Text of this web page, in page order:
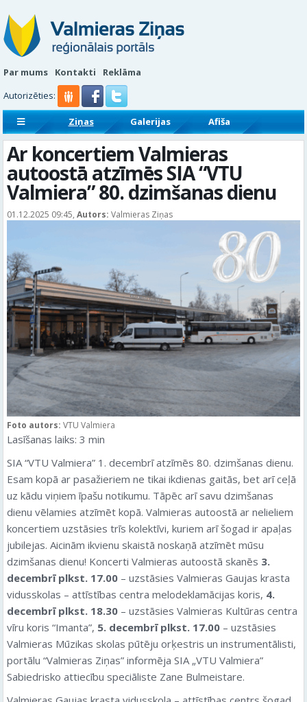
Par mums Kontakti
Reklāma
Autorizēties:
Ziņas Galerijas
Afiša
Sludinājumi
Reklāmraksti
Ar koncertiem Valmieras
autoostā atzīmēs SIA “VTU
Valmiera” 80. dzimšanas dienu
01.12.2025 09:45, Autors: Valmieras Ziņas
Foto autors: VTU Valmiera
Lasīšanas laiks: 3 min
SIA “VTU Valmiera” 1. decembrī atzīmēs 80. dzimšanas dienu.
Esam kopā ar pasažieriem ne tikai ikdienas gaitās, bet arī ceļā
uz kādu viņiem īpašu notikumu. Tāpēc arī savu dzimšanas
dienu vēlamies atzīmēt kopā. Valmieras autoostā ar nelieliem
koncertiem uzstāsies trīs kolektīvi, kuriem arī šogad ir apaļas
jubilejas. Aicinām ikvienu skaistā noskaņā atzīmēt mūsu
dzimšanas dienu! Koncerti Valmieras autoostā skanēs 3.
decembrī plkst. 17.00 – uzstāsies Valmieras Gaujas krasta
vidusskolas – attīstības centra melodeklamācijas koris, 4.
decembrī plkst. 18.30 – uzstāsies Valmieras Kultūras centra
vīru koris “Imanta”, 5. decembrī plkst. 17.00 – uzstāsies
Valmieras Mūzikas skolas pūtēju orķestris un instrumentālisti,
portālu “Valmieras Ziņas” informēja SIA „VTU Valmiera”
Sabiedrisko attiecību speciāliste Zane Bulmeistare.